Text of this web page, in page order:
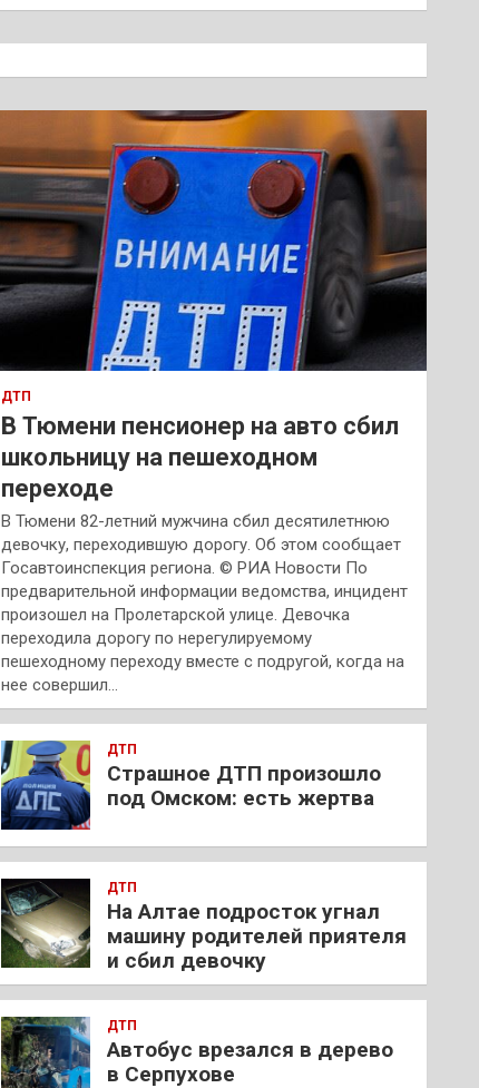
к
ДТП
В Тюмени пенсионер на авто сбил
школьницу на пешеходном
переходе
В Тюмени 82-летний мужчина сбил десятилетнюю
девочку, переходившую дорогу. Об этом сообщает
Госавтоинспекция региона. © РИА Новости По
предварительной информации ведомства, инцидент
произошел на Пролетарской улице. Девочка
переходила дорогу по нерегулируемому
пешеходному переходу вместе с подругой, когда на
нее совершил…
ДТП
Страшное ДТП произошло
под Омском: есть жертва
ДТП
На Алтае подросток угнал
машину родителей приятеля
и сбил девочку
ДТП
Автобус врезался в дерево
в Серпухове